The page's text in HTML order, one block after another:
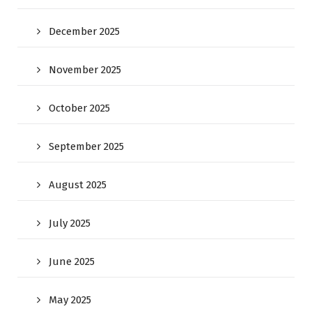
December 2025
November 2025
October 2025
September 2025
August 2025
July 2025
June 2025
May 2025